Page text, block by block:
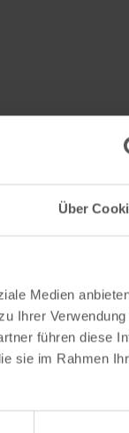
Über
Medien
Ihrer
führen diese
sie im Rahmen